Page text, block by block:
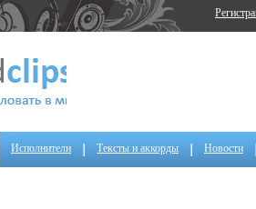
Исполнители Тексты и аккорды Новости